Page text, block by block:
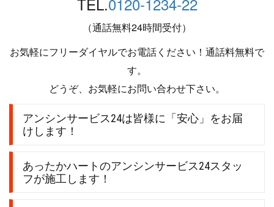
（通話無料24時間受付）
お気軽にフリーダイヤルでお電話ください！通話料無料で
す。
どうぞ、お気軽にお問い合わせ下さい。
アンシンサービス24は皆様に「安心」をお届
けします！
あったかハートのアンシンサービス24スタッ
フが施工します！